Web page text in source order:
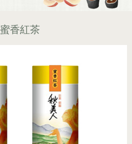
蜜香紅茶